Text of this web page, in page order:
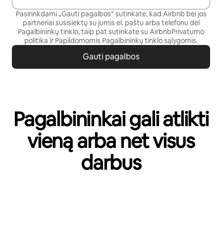
Pasirinkdami „Gauti pagalbos“ sutinkate, kad Airbnb bei jos
partneriai susisiektų su jumis el. paštu arba telefonu dėl
Pagalbininkų tinklo, taip pat sutinkate su AirbnbPrivatumo
politika ir Papildomomis Pagalbininkų tinklo sąlygomis.
Gauti pagalbos
Pagalbininkai gali atlikti
vieną arba net visus
darbus